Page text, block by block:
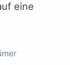
eine